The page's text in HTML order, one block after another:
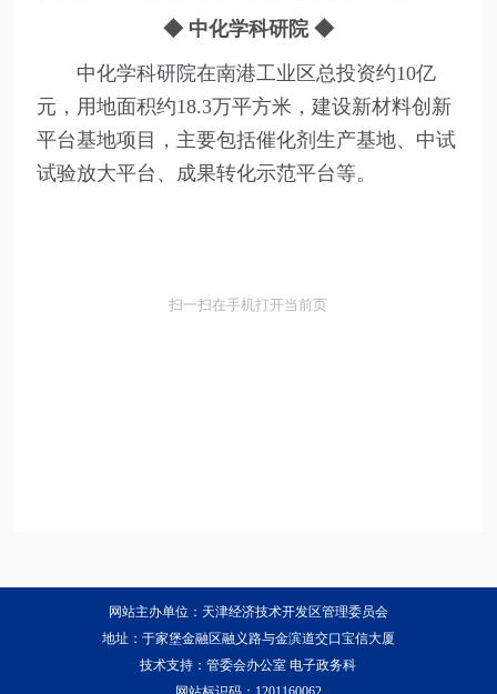
◆ 中化学科研院 ◆
中化学科研院在南港工业区总投资约10亿
元，用地面积约18.3万平方米，建设新材料创新
平台基地项目，主要包括催化剂生产基地、中试
试验放大平台、成果转化示范平台等。
扫一扫在手机打开当前页
网站主办单位：天津经济技术开发区管理委员会
地址：于家堡金融区融义路与金滨道交口宝信大厦
技术支持：管委会办公室 电子政务科